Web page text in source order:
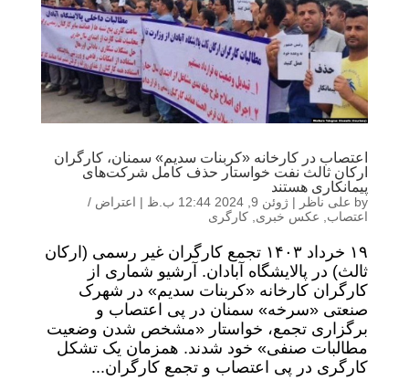
اعتصاب در کارخانه «کربنات سدیم» سمنان، کارگران
ارکان ثالث نفت خواستار حذف کامل شرکت‌های
پیمانکاری هستند
by علی ناظر | ژوئن 9, 2024 12:44 ب.ظ | اعتراض /
اعتصاب
عکس خبری کارگری
۱۹ خرداد ۱۴۰۳ تجمع کارگران غیر رسمی (ارکان
ثالث) در پالایشگاه آبادان. آرشیو شماری از
کارگران کارخانه «کربنات سدیم» در شهرک
صنعتی «سرخه» سمنان در پی اعتصاب و
برگزاری تجمع، خواستار «مشخص شدن وضعیت
مطالبات صنفی» خود شدند. همزمان یک تشکل
کارگری در پی اعتصاب و تجمع کارگران...